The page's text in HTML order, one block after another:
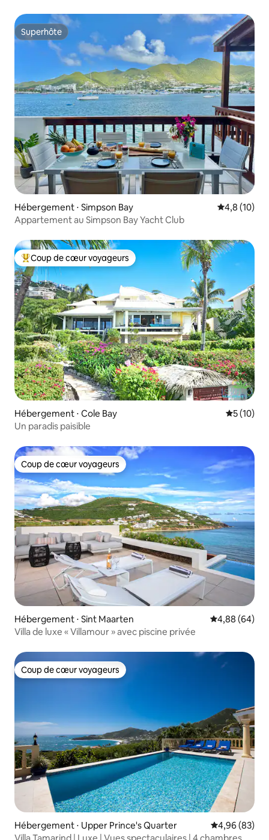
Superhôte
Superhôte
Hébergement ⋅ Simpson Bay Évaluation
4,8 (10)
Appartement au Simpson Bay Yacht Club
Coups de cœur voyageurs les plus appréciés
Coup de cœur voyageurs
Hébergement ⋅ Cole Bay
5 (10)
Un paradis paisible
Coup de cœur voyageurs
Coup de cœur voyageurs
Hébergement ⋅ Sint Maarten Évaluation
4,88 (64)
Villa de luxe « Villamour » avec piscine privée
Coup de cœur voyageurs
Coup de cœur voyageurs
Hébergement ⋅ Upper Prince's Quarter Évaluation
4,96 (83)